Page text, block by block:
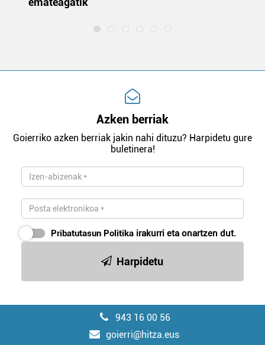
Azken berriak
Goierriko azken berriak jakin nahi dituzu? Harpidetu gure
buletinera!
Pribatutasun Politika irakurri eta onartzen dut.
Harpidetu
943 16 00 56
goierri@hitza.eus